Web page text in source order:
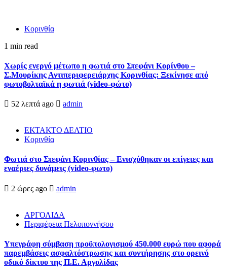
Κορινθία
1 min read
Χωρίς ενεργό μέτωπο η φωτιά στο Στεφάνι Κορίνθου –
Σ.Μουρίκης Αντιπεριφερειάρχης Κορινθίας: Ξεκίνησε από
φωτοβολταϊκά η φωτιά (video-φώτο)
52 λεπτά ago admin
ΕΚΤΑΚΤΟ ΔΕΛΤΙΟ
Κορινθία
Φωτιά στο Στεφάνι Κορινθίας – Ενισχύθηκαν οι επίγειες και
εναέριες δυνάμεις (video-φωτο)
2 ώρες ago admin
ΑΡΓΟΛΙΔΑ
Περιφέρεια Πελοποννήσου
Υπεγράφη σύμβαση προϋπολογισμού 450.000 ευρώ που αφορά
παρεμβάσεις ασφαλτόστρωσης και συντήρησης στο ορεινό
οδικό δίκτυο της Π.Ε. Αργολίδας